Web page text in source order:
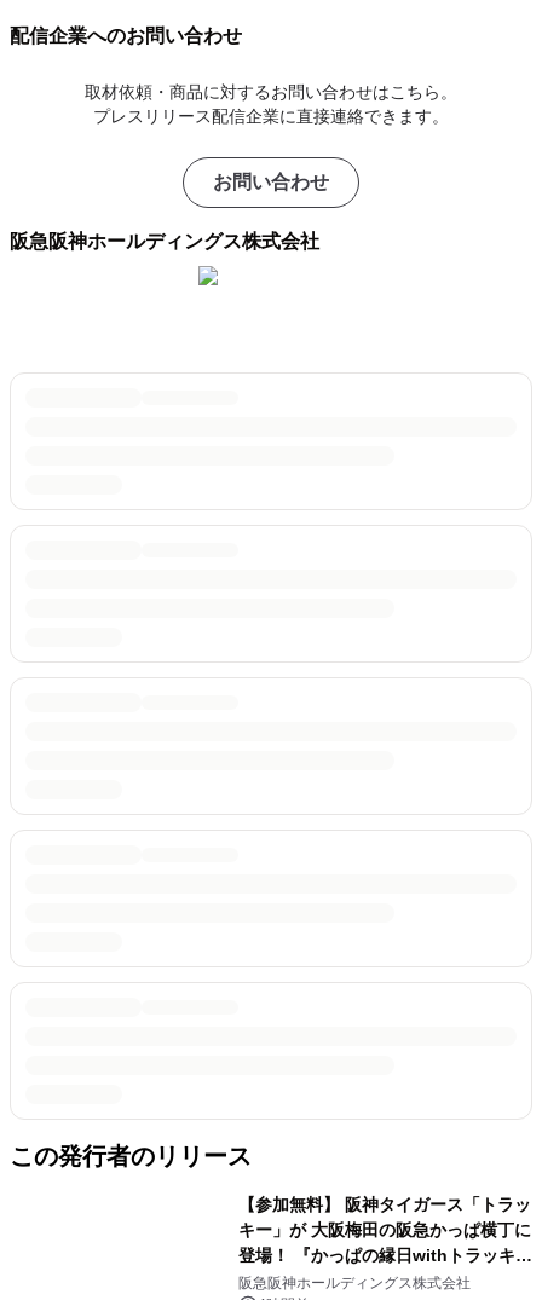
配信企業へのお問い合わせ
取材依頼・商品に対するお問い合わせはこちら。
プレスリリース配信企業に直接連絡できます。
お問い合わせ
阪急阪神ホールディングス株式会社
この発行者のリリース
【参加無料】 阪神タイガース「トラッ
キー」が 大阪梅田の阪急かっぱ横丁に
登場！ 『かっぱの縁日withトラッキ
ー』
阪急阪神ホールディングス株式会社